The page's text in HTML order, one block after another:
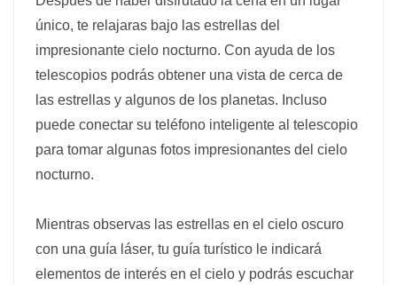
único, te relajaras bajo las estrellas del
impresionante cielo nocturno. Con ayuda de los
telescopios podrás obtener una vista de cerca de
las estrellas y algunos de los planetas. Incluso
puede conectar su teléfono inteligente al telescopio
para tomar algunas fotos impresionantes del cielo
nocturno.
Mientras observas las estrellas en el cielo oscuro
con una guía láser, tu guía turístico le indicará
elementos de interés en el cielo y podrás escuchar